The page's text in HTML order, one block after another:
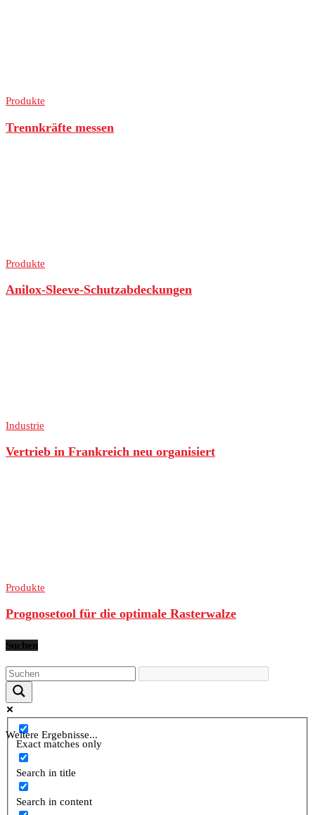
Produkte
Trennkräfte messen
Produkte
Anilox-Sleeve-Schutzabdeckungen
Industrie
Vertrieb in Frankreich neu organisiert
Produkte
Prognosetool für die optimale Rasterwalze
Suchen
Weitere Ergebnisse...
Exact matches only
Search in title
Search in content